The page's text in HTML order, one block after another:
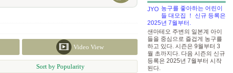
Video View
Sort by Popularity
농구를 좋아하는 어린이
들 대모집 ！ 신규 등록은
2025년 7월부터.
샌마테오 주변의 일본계 아이
들을 중심으로 즐겁게 농구를
하고 있다. 시즌은 9월부터 3
월 초까지다. 다음 시즌의 신규
등록은 2025년 7월부터 시작
된다.